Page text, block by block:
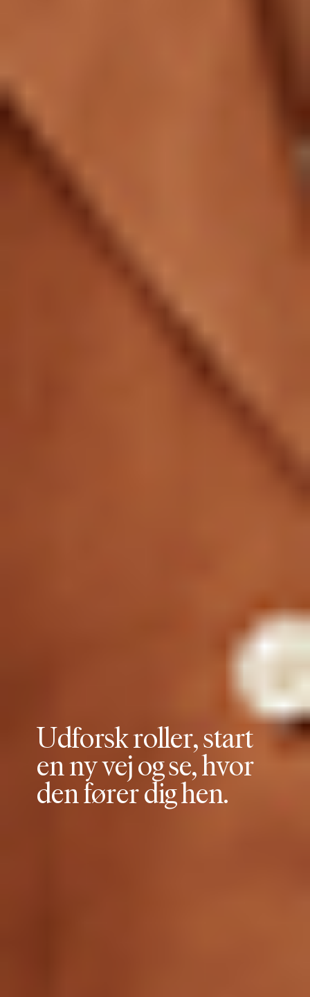
Udforskroller,start
ennyvejogse,hvor
denførerdighen.